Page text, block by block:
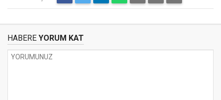
HABERE YORUM KAT